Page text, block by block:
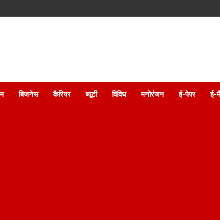
बिजनेस कैरियर ब्यूटी विविध मनोरंजन ई-पेपर ई-